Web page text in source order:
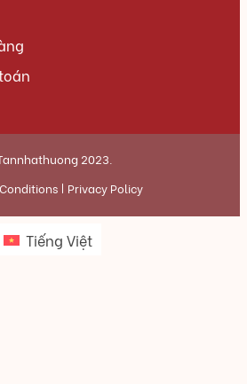
2023.
Privacy Policy
Tiếng Việt